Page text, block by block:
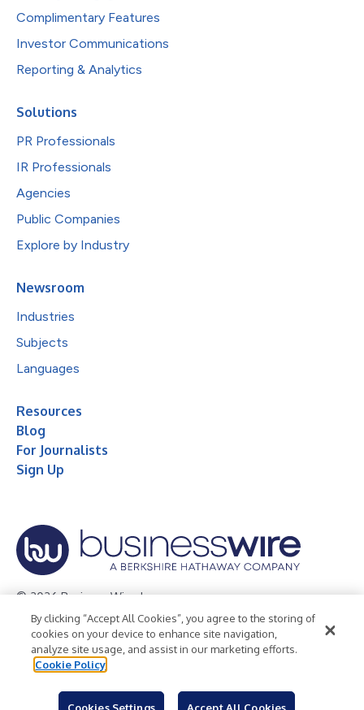
Complimentary Features
Investor Communications
Reporting & Analytics
Solutions
PR Professionals
IR Professionals
Agencies
Public Companies
Explore by Industry
Newsroom
Industries
Subjects
Languages
Resources
Blog
For Journalists
Sign Up
© 2026 Business Wire, Inc.
Privacy Policy Cookie Policy
Accessibility Statement
Terms of Use
Legal
By clicking “Accept All Cookies”, you agree to the storing of
cookies on your device to enhance site navigation,
analyze site usage, and assist in our marketing efforts.
Cookie Policy